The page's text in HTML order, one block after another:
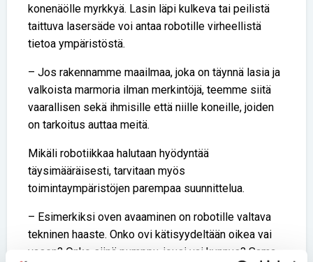
konenäölle myrkkyä. Lasin läpi kulkeva tai peilistä
taittuva lasersäde voi antaa robotille virheellistä
tietoa ympäristöstä.
– Jos rakennamme maailmaa, joka on täynnä lasia ja
valkoista marmoria ilman merkintöjä, teemme siitä
vaarallisen sekä ihmisille että niille koneille, joiden
on tarkoitus auttaa meitä.
Mikäli robotiikkaa halutaan hyödyntää
täysimääräisesti, tarvitaan myös
toimintaympäristöjen parempaa suunnittelua.
– Esimerkiksi oven avaaminen on robotille valtava
tekninen haaste. Onko ovi kätisyydeltään oikea vai
vasen? Onko siinä pumppu, jousi vai kynnys? Sama